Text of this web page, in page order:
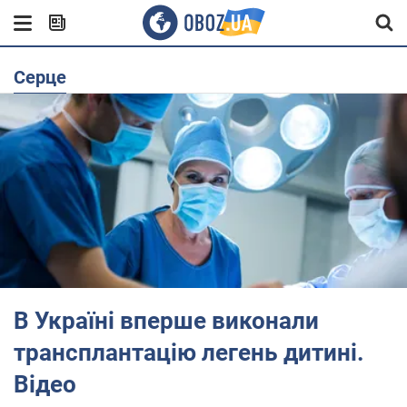
Серце
В Україні вперше виконали
трансплантацію легень дитині.
Відео